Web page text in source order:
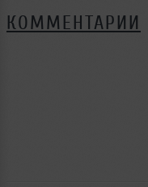
КОММЕНТАРИИ